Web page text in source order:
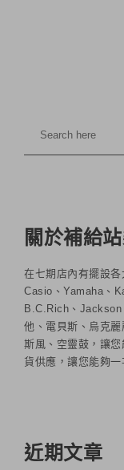
關於補給
在七期店內有擺設各
Casio、Yamaha、
B.C.Rich、Jackson
他、電貝斯、烏克
斯風、空靈鼓，讓
貨供應，讓您能夠一
近期文章